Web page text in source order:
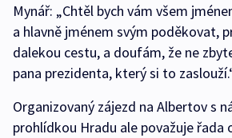
Mynář: „Chtěl bych vám všem
a hlavně jménem svým poděkovat,
dalekou cestu, a doufám, že ne
pana prezidenta, který si to
Organizovaný zájezd na Albertov s
prohlídkou Hradu ale považuje řada